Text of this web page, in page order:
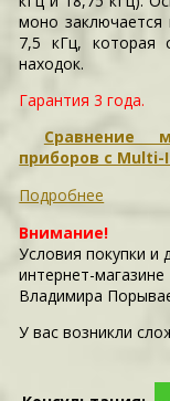
моно
7,5 кГц, которая
находок.
Гарантия 3 года.
Сравнение
приборов с Multi-
Подробнее
Внимание!
Условия покупки и
интернет-
Владимира
У вас возникли